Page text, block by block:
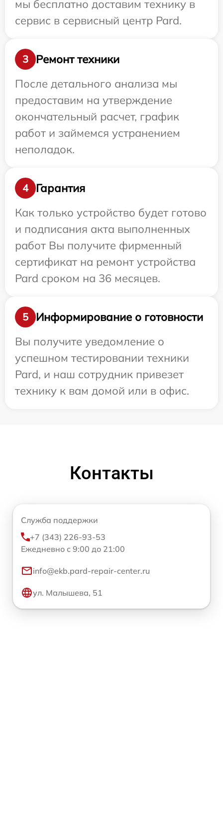
мы бесплатно доставим технику в
сервис в сервисный центр Pard.
3
Ремонт техники
После детального анализа мы
предоставим на утверждение
окончательный расчет, график
работ и займемся устранением
неполадок.
4
Гарантия
Как только устройство будет готово
и подписания акта выполненных
работ Вы получите фирменный
сертификат на ремонт устройства
Pard сроком на 36 месяцев.
5
Информирование о готовности
Вы получите уведомление о
успешном тестировании техники
Pard, и наш сотрудник привезет
технику к вам домой или в офис.
Контакты
Служба поддержки
+7 (343) 226-93-53
Ежедневно с 9:00 до 21:00
info@ekb.pard-repair-center.ru
ул. Малышева, 51